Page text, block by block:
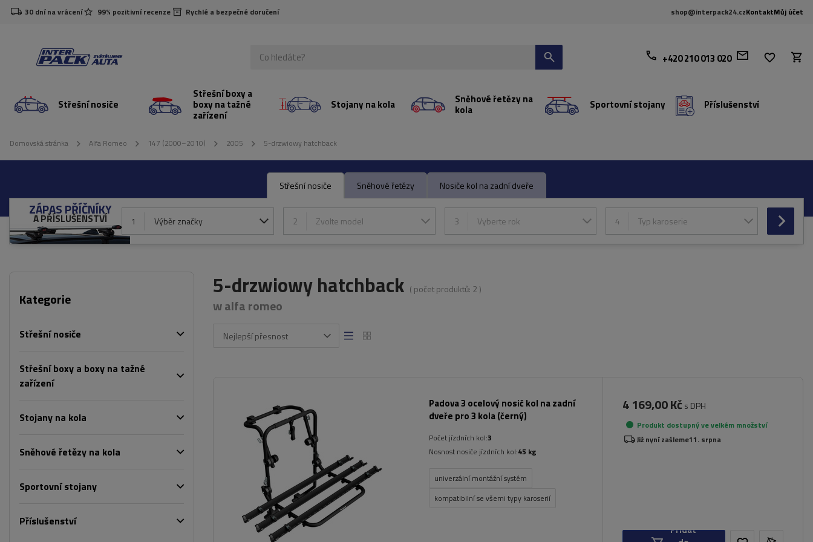
30 dní na vrácení 99% pozitivní recenze Rychlé a bezpečné doručení shop@interpack24.czKontaktMůj účet
+420 210 013 020
Střešní nosiče
Střešní boxy a
boxy na tažné
zařízení
Stojany na kola Sněhové řetězy na
kola Sportovní stojany Příslušenství
Domovská stránka Alfa Romeo 147 (2000–2010) 2005 5-drzwiowy hatchback
Střešní nosiče Sněhové řetězy Nosiče kol na zadní dveře
ZÁPAS PŘÍČNÍKY
A PŘÍSLUŠENSTVÍ 1 Výběr značky 2 Zvolte model 3 Vyberte rok 4 Typ karoserie
Kategorie
Střešní nosiče
Střešní boxy a boxy na tažné
zařízení
Stojany na kola
Sněhové řetězy na kola
Sportovní stojany
Příslušenství
5-drzwiowy hatchback ( počet produktů: 2 )
w alfa romeo
Nejlepší přesnost
Padova 3 ocelový nosič kol na zadní
dveře pro 3 kola (černý)
Počet jízdních kol:3
Nosnost nosiče jízdních kol:45 kg
univerzální montážní systém
kompatibilní se všemi typy karoserií
4 169,00 Kč s DPH
Produkt dostupný ve velkém množství
Již nyní zašleme11. srpna
Přidat